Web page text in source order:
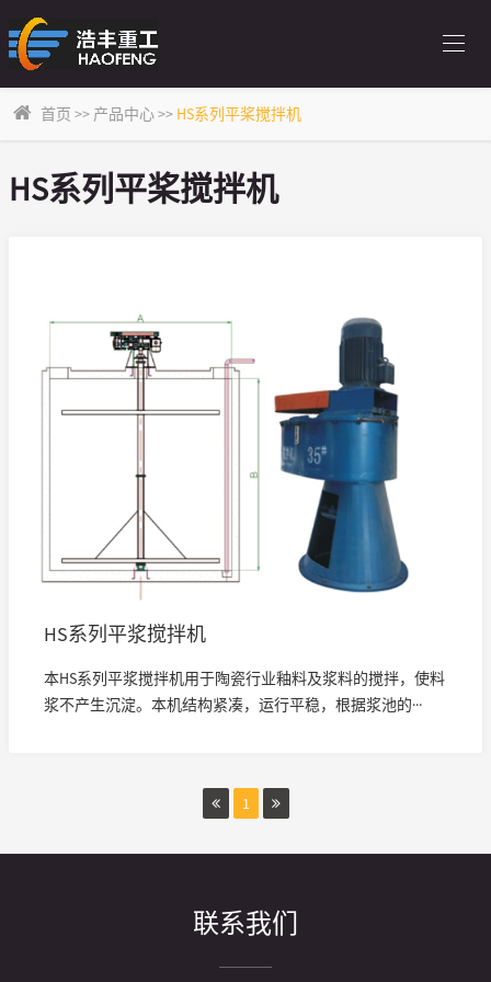
首页 >> 产品中心>> HS系列平桨搅拌机
HS系列平桨搅拌机
HS系列平浆搅拌机
本HS系列平浆搅拌机用于陶瓷行业釉料及浆料的搅拌，使料
浆不产生沉淀。本机结构紧凑，运行平稳，根据浆池的···
1
联系我们